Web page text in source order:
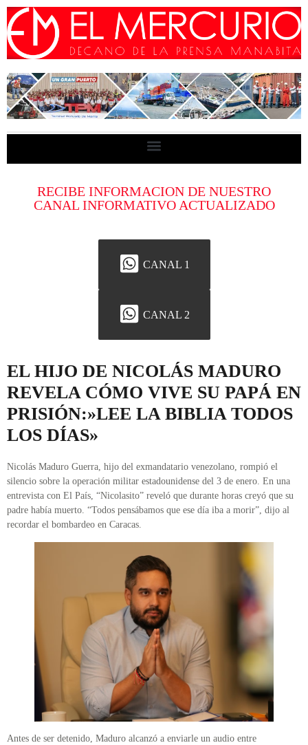
RECIBE INFORMACION DE NUESTRO
CANAL INFORMATIVO ACTUALIZADO
CANAL 1
CANAL 2
EL HIJO DE NICOLÁS MADURO
REVELA CÓMO VIVE SU PAPÁ EN
PRISIÓN:»LEE LA BIBLIA TODOS
LOS DÍAS»
Nicolás Maduro Guerra, hijo del exmandatario venezolano, rompió el
silencio sobre la operación militar estadounidense del 3 de enero. En una
entrevista con El País, “Nicolasito” reveló que durante horas creyó que su
padre había muerto. “Todos pensábamos que ese día iba a morir”, dijo al
recordar el bombardeo en Caracas.
Antes de ser detenido, Maduro alcanzó a enviarle un audio entre